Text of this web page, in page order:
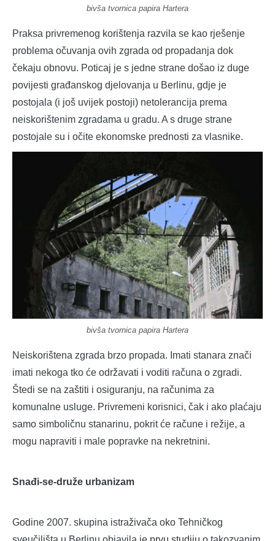
bivša tvornica papira Hartera
Praksa privremenog korištenja razvila se kao rješenje
problema očuvanja ovih zgrada od propadanja dok
čekaju obnovu. Poticaj je s jedne strane došao iz duge
povijesti građanskog djelovanja u Berlinu, gdje je
postojala (i još uvijek postoji) netolerancija prema
neiskorištenim zgradama u gradu. A s druge strane
postojale su i očite ekonomske prednosti za vlasnike.
bivša tvornica papira Hartera
Neiskorištena zgrada brzo propada. Imati stanara znači
imati nekoga tko će održavati i voditi računa o zgradi.
Štedi se na zaštiti i osiguranju, na računima za
komunalne usluge. Privremeni korisnici, čak i ako plaćaju
samo simboličnu stanarinu, pokrit će račune i režije, a
mogu napraviti i male popravke na nekretnini.
Snađi-se-druže urbanizam
Godine 2007. skupina istraživača oko Tehničkog